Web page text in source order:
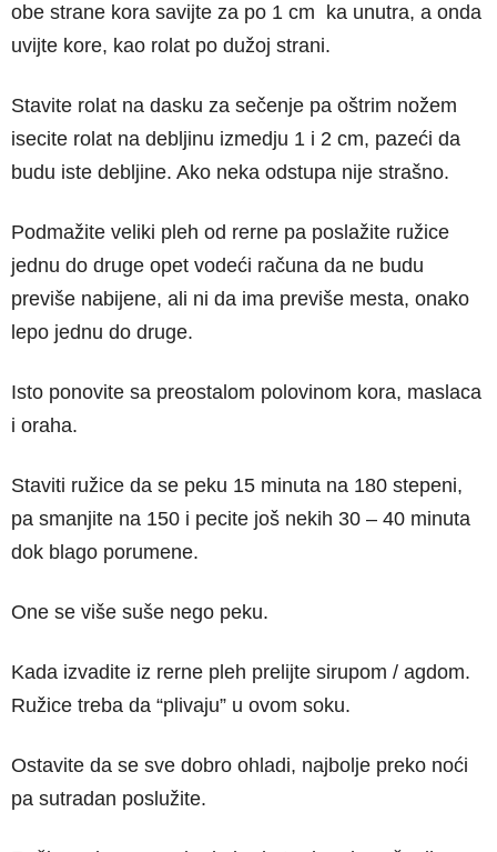
obe strane kora savijte za po 1 cm ka unutra, a onda
uvijte kore, kao rolat po dužoj strani.
Stavite rolat na dasku za sečenje pa oštrim nožem
isecite rolat na debljinu izmedju 1 i 2 cm, pazeći da
budu iste debljine. Ako neka odstupa nije strašno.
Podmažite veliki pleh od rerne pa poslažite ružice
jednu do druge opet vodeći računa da ne budu
previše nabijene, ali ni da ima previše mesta, onako
lepo jednu do druge.
Isto ponovite sa preostalom polovinom kora, maslaca
i oraha.
Staviti ružice da se peku 15 minuta na 180 stepeni,
pa smanjite na 150 i pecite još nekih 30 – 40 minuta
dok blago porumene.
One se više suše nego peku.
Kada izvadite iz rerne pleh prelijte sirupom / agdom.
Ružice treba da “plivaju” u ovom soku.
Ostavite da se sve dobro ohladi, najbolje preko noći
pa sutradan poslužite.